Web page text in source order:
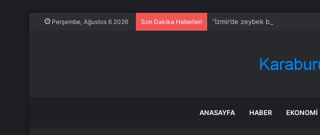
Perşembe, Ağustos 6 2026 Son Dakika Haberleri “İzmir’de zeybek bilmeyen
ANASAYFA HABER EKONOMI